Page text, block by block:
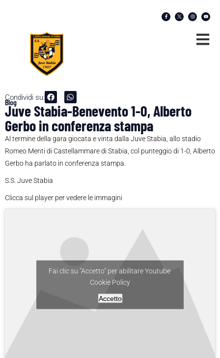
Condividi su:
Blog
Juve Stabia-Benevento 1-0, Alberto
Gerbo in conferenza stampa
Al termine della gara giocata e vinta dalla Juve Stabia, allo stadio
Romeo Menti di Castellammare di Stabia, col punteggio di 1-0, Alberto
Gerbo ha parlato in conferenza stampa.
S.S. Juve Stabia
Clicca sul player per vedere le immagini
Fai clic su "Accetto" per abilitare Youtube
Cookie Policy
Accetto